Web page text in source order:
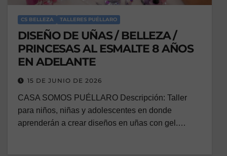
CS BELLEZA TALLERES PUÉLLARO
DISEÑO DE UÑAS / BELLEZA /
PRINCESAS AL ESMALTE 8 AÑOS
EN ADELANTE
15 DE JUNIO DE 2026
CASA SOMOS PUÉLLARO Descripción: Taller
para niños, niñas y adolescentes en donde
aprenderán a crear diseños en uñas con gel.…